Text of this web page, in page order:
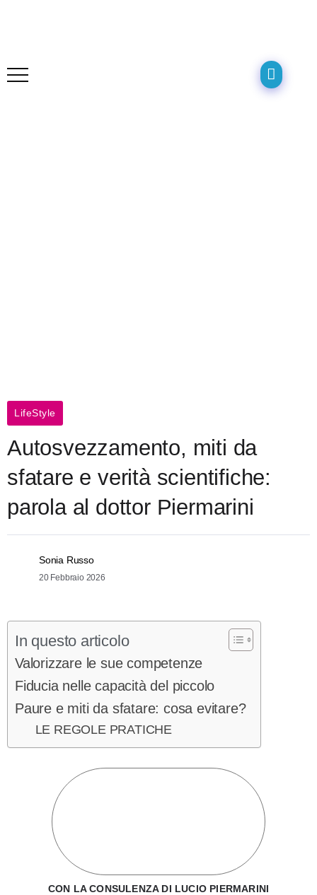
LifeStyle
Autosvezzamento, miti da
sfatare e verità scientifiche:
parola al dottor Piermarini
Sonia Russo
20 Febbraio 2026
In questo articolo
Valorizzare le sue competenze
Fiducia nelle capacità del piccolo
Paure e miti da sfatare: cosa evitare?
LE REGOLE PRATICHE
CON LA CONSULENZA DI LUCIO PIERMARINI